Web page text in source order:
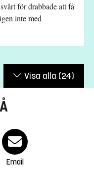
för drabbade att få
inte med
Visa alla (24)
Email